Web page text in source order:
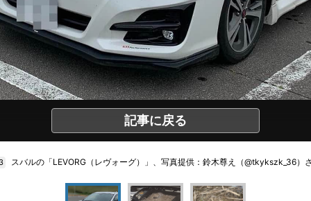
記事に戻る
スバルの「LEVORG（レヴォーグ）」、写真提供：鈴木尊え（@tkykszk_36）